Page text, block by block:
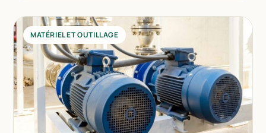
MATÉRIEL ET OUTILLAGE